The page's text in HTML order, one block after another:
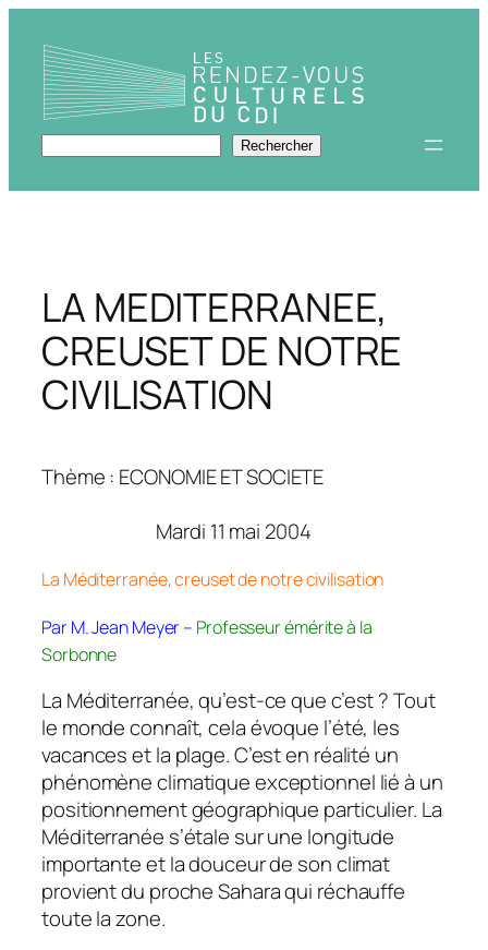
contenu
Rechercher Rechercher
LA MEDITERRANEE,
CREUSET DE NOTRE
CIVILISATION
Thème : ECONOMIE ET SOCIETE
Mardi 11 mai 2004
La Méditerranée, creuset de notre civilisation
Par M. Jean Meyer – Professeur émérite à la
Sorbonne
La Méditerranée, qu’est-ce que c’est ? Tout
le monde connaît, cela évoque l’été, les
vacances et la plage. C’est en réalité un
phénomène climatique exceptionnel lié à un
positionnement géographique particulier. La
Méditerranée s’étale sur une longitude
importante et la douceur de son climat
provient du proche Sahara qui réchauffe
toute la zone.